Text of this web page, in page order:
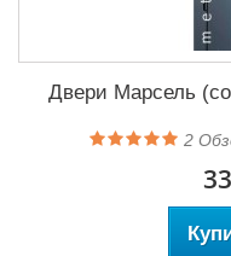
Двери Марсель (со
2